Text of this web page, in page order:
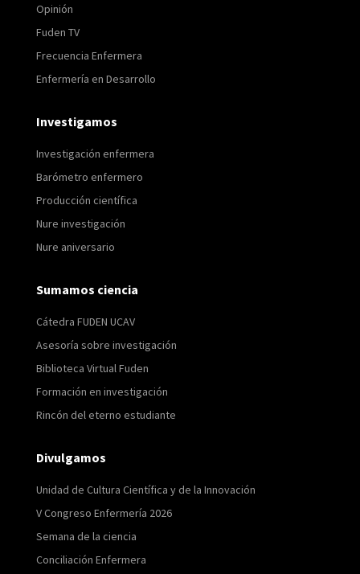
Opinión
Fuden TV
Frecuencia Enfermera
Enfermería en Desarrollo
Investigamos
Investigación enfermera
Barómetro enfermero
Producción científica
Nure investigación
Nure aniversario
Sumamos ciencia
Cátedra FUDEN UCAV
Asesoría sobre investigación
Biblioteca Virtual Fuden
Formación en investigación
Rincón del eterno estudiante
Divulgamos
Unidad de Cultura Científica y de la Innovación
V Congreso Enfermería 2026
Semana de la ciencia
Conciliación Enfermera